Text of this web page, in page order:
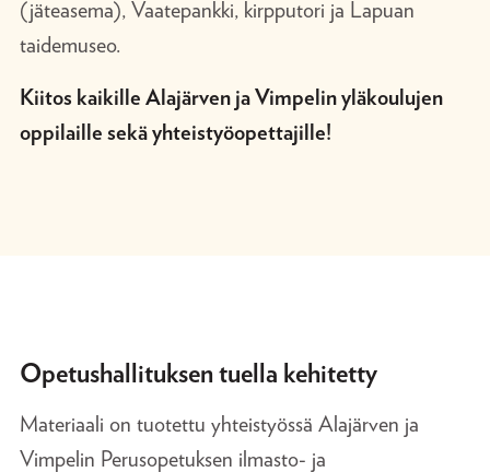
(jäteasema), Vaatepankki​, kirpputori​ ja Lapuan
taidemuseo.
​Kiitos kaikille Alajärven ja Vimpelin yläkoulujen
oppilaille sekä yhteistyöopettajille!
Opetushallituksen tuella kehitetty
Materiaali on tuotettu yhteistyössä Alajärven ja
Vimpelin Perusopetuksen ilmasto- ja